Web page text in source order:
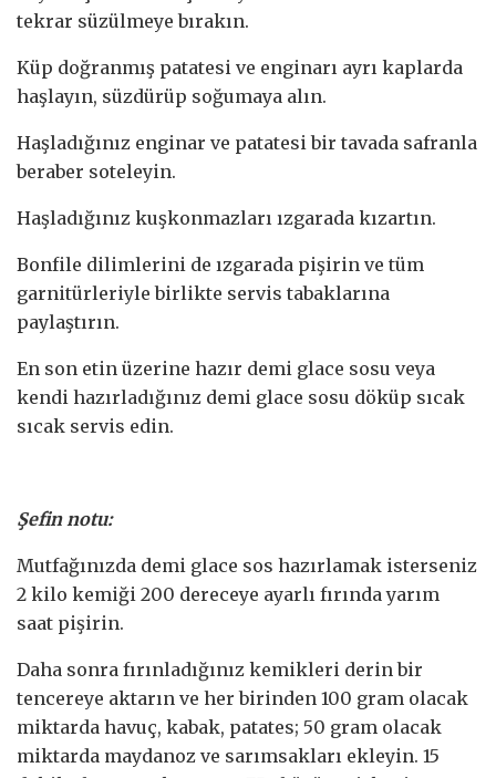
tekrar süzülmeye bırakın.
Küp doğranmış patatesi ve enginarı ayrı kaplarda
haşlayın, süzdürüp soğumaya alın.
Haşladığınız enginar ve patatesi bir tavada safranla
beraber soteleyin.
Haşladığınız kuşkonmazları ızgarada kızartın.
Bonfile dilimlerini de ızgarada pişirin ve tüm
garnitürleriyle birlikte servis tabaklarına
paylaştırın.
En son etin üzerine hazır demi glace sosu veya
kendi hazırladığınız demi glace sosu döküp sıcak
sıcak servis edin.
Şefin notu:
Mutfağınızda demi glace sos hazırlamak isterseniz
2 kilo kemiği 200 dereceye ayarlı fırında yarım
saat pişirin.
Daha sonra fırınladığınız kemikleri derin bir
tencereye aktarın ve her birinden 100 gram olacak
miktarda havuç, kabak, patates; 50 gram olacak
miktarda maydanoz ve sarımsakları ekleyin. 15